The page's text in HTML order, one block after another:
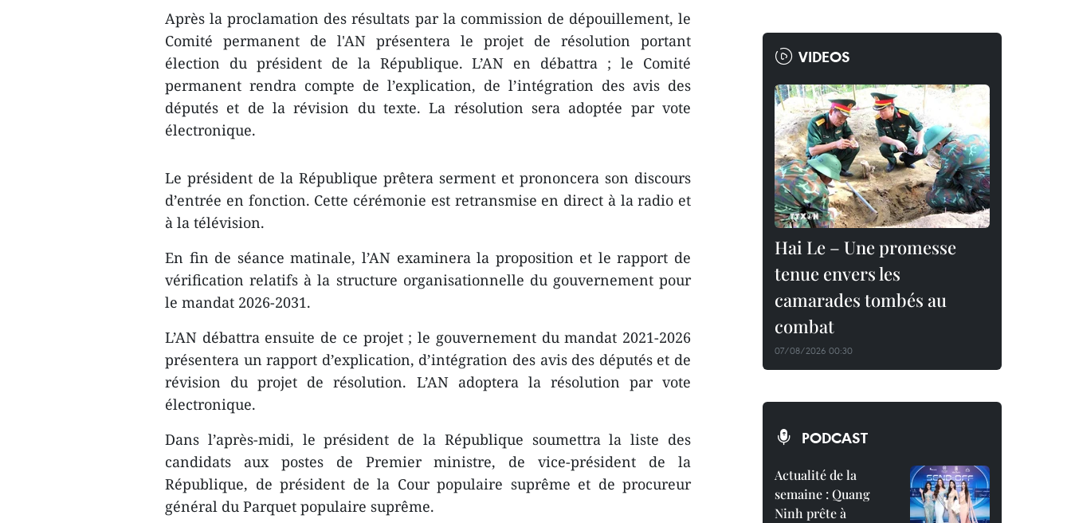
Après la proclamation des résultats par la commission de dépouillement, le
Comité permanent de l'AN présentera le projet de résolution portant
élection du président de la République. L’AN en débattra ; le Comité
permanent rendra compte de l’explication, de l’intégration des avis des
députés et de la révision du texte. La résolution sera adoptée par vote
électronique.
Le président de la République prêtera serment et prononcera son discours
d’entrée en fonction. Cette cérémonie est retransmise en direct à la radio et
à la télévision.
En fin de séance matinale, l’AN examinera la proposition et le rapport de
vérification relatifs à la structure organisationnelle du gouvernement pour
le mandat 2026-2031.
L’AN débattra ensuite de ce projet ; le gouvernement du mandat 2021-2026
présentera un rapport d’explication, d’intégration des avis des députés et de
révision du projet de résolution. L’AN adoptera la résolution par vote
électronique.
Dans l’après-midi, le président de la République soumettra la liste des
candidats aux postes de Premier ministre, de vice-président de la
République, de président de la Cour populaire suprême et de procureur
général du Parquet populaire suprême.
VIDEOS
Hai Le – Une promesse
tenue envers les
camarades tombés au
combat
07/08/2026 00:30
PODCAST
Actualité de la
semaine : Quang
Ninh prête à